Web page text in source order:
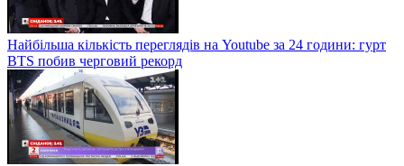
Найбільша кількість переглядів на Youtube за 24 години: гурт
BTS побив черговий рекорд